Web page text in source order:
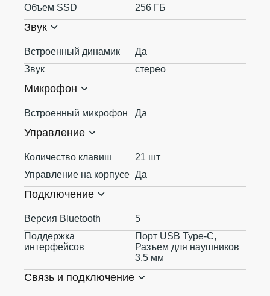
Объем SSD 256 ГБ
Звук
Встроенный динамик
Да
Звук
стерео
Микрофон
Встроенный микрофон Да
Управление
Количество клавиш
21 шт
Управление на корпусе Да
Подключение
Версия Bluetooth
5
Поддержка
интерфейсов
Порт USB Type-С,
Разъем для наушников
3.5 мм
Связь и подключение